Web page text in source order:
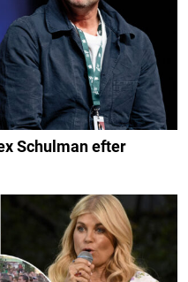
Schulman efter